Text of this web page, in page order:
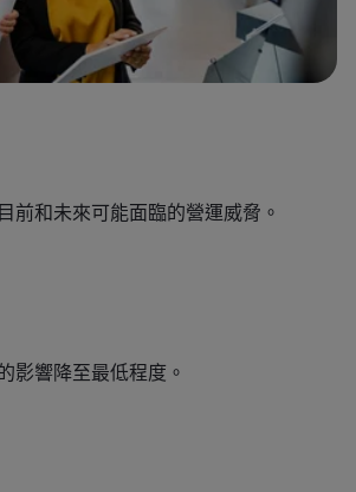
前和未來可能面臨的營運威脅。
影響降至最低程度。